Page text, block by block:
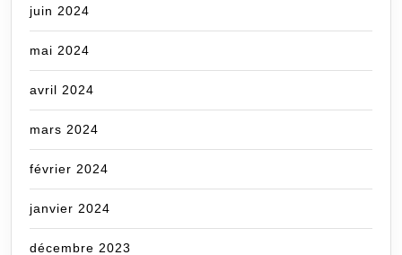
juin 2024
mai 2024
avril 2024
mars 2024
février 2024
janvier 2024
décembre 2023